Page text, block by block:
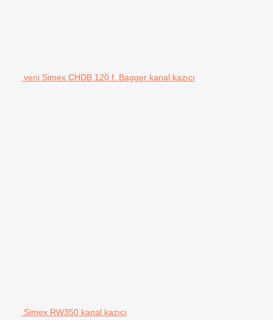
yeni Simex CHDB 120 f. Bagger kanal kazıcı
Simex RW350 kanal kazıcı